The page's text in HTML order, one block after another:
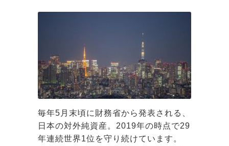
毎年5月末頃に財務省から発表される、
日本の対外純資産。2019年の時点で29
年連続世界1位を守り続けています。